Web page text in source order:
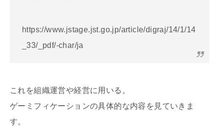
https://www.jstage.jst.go.jp/article/digraj/14/1/14
_33/_pdf/-char/ja
これを組織運営や経営に用いる。
ゲーミフィケーションの具体的な内容を見ていきま
す。